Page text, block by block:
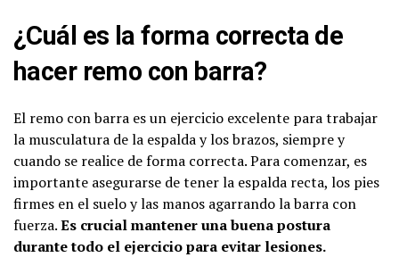
¿Cuál es la forma correcta de
hacer remo con barra?
El remo con barra es un ejercicio excelente para trabajar
la musculatura de la espalda y los brazos, siempre y
cuando se realice de forma correcta. Para comenzar, es
importante asegurarse de tener la espalda recta, los pies
firmes en el suelo y las manos agarrando la barra con
fuerza.Es crucial mantener una buena postura
durante todo el ejercicio para evitar lesiones.